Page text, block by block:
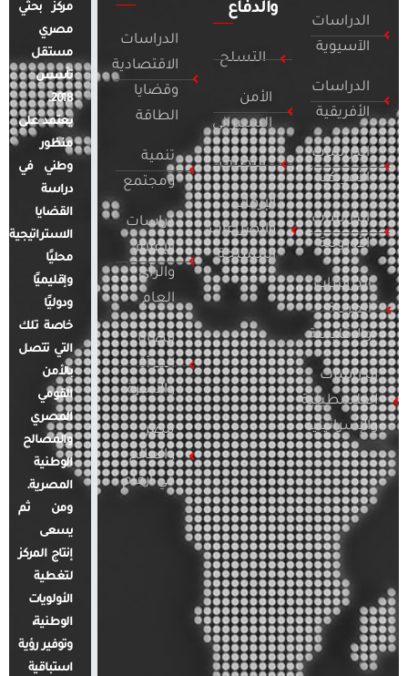
الدراسات
الآسيوية
الدراسات
الأفريقية
الدراسات
الأمريكية
الدراسات
الأوروبية
الدراسات
العربية
والإقليمية
الدراسات
الفلسطينية
والإسرائيلية
والدفاع
التسلح
الأمن
السيبراني
التطرف
الإرهاب
والصراعات
المسلحة
الدراسات
الاقتصادية
وقضايا
الطاقة
تنمية
ومجتمع
دراسات
الإعلام
والرأي
العام
قضايا
المرأة
والأسرة
مصر
والعالم
في أرقام
مركز بحثي
مصري
مستقل
تأسس
2018.
يعتمد على
منظور
وطني في
دراسة
القضايا
الاستراتيجية
محليًا
وإقليميًا
ودوليًا
خاصة تلك
التي تتصل
بالأمن
القومي
المصري
والمصالح
الوطنية
المصرية.
ومن ثم
يسعى
إنتاج المركز
لتغطية
الأولويات
الوطنية،
وتوفير رؤية
استباقية